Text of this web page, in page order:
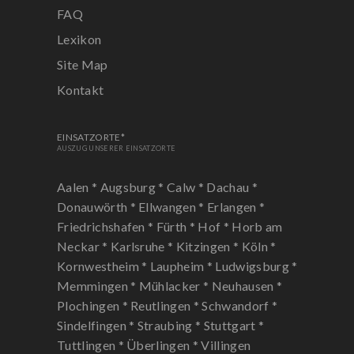
FAQ
Lexikon
Site Map
Kontakt
EINSATZORTE*
AUSZUG UNSERER EINSATZORTE
Aalen * Augsburg *Calw * Dachau *
Donauwörth * Ellwangen * Erlangen *
Friedrichshafen * Fürth * Hof * Horb am
Neckar * Karlsruhe * Kitzingen * Köln *
Kornwestheim * Laupheim * Ludwigsburg *
Memmingen * Mühlacker * Neuhausen *
Plochingen * Reutlingen *Schwandorf *
Sindelfingen * Straubing * Stuttgart *
Tuttlingen * Überlingen *Villingen